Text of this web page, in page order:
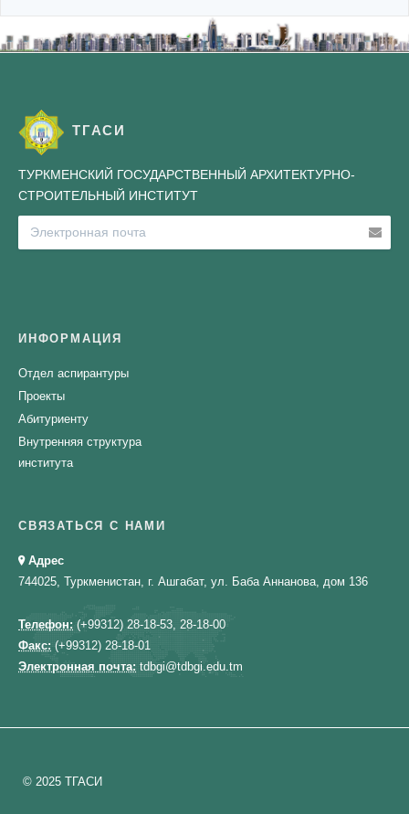
ТГАСИ
ТУРКМЕНСКИЙ ГОСУДАРСТВЕННЫЙ АРХИТЕКТУРНО-
СТРОИТЕЛЬНЫЙ ИНСТИТУТ
ИНФОРМАЦИЯ
Отдел аспирантуры
Проекты
Абитуриенту
Внутренняя структура
института
СВЯЗАТЬСЯ С НАМИ
Адрес
744025, Туркменистан, г. Ашгабат, ул. Баба Аннанова, дом 136
Телефон: (+99312) 28-18-53, 28-18-00
Факс: (+99312) 28-18-01
Электронная почта: tdbgi@tdbgi.edu.tm
© 2025 ТГАСИ